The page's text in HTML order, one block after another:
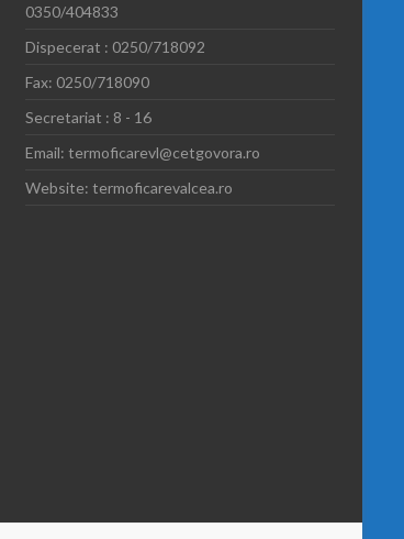
0350/404833
Dispecerat : 0250/718092
Fax: 0250/718090
Secretariat : 8 - 16
Email: termoficarevl@cetgovora.ro
Website: termoficarevalcea.ro